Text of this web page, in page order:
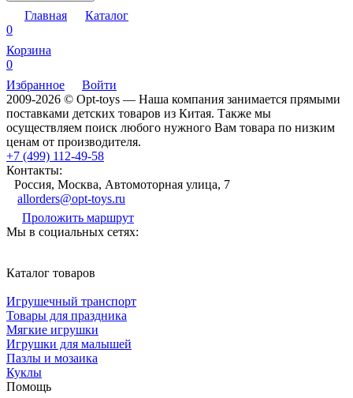
Главная
Каталог
0
Корзина
0
Избранное
Войти
2009-2026 © Opt-toys — Наша компания занимается прямыми
поставками детских товаров из Китая. Также мы
осуществляем поиск любого нужного Вам товара по низким
ценам от производителя.
+7 (499) 112-49-58
Контакты:
Россия, Москва, Автомоторная улица, 7
allorders@opt-toys.ru
Проложить маршрут
Мы в социальных сетях:
Каталог товаров
Игрушечный транспорт
Товары для праздника
Мягкие игрушки
Игрушки для малышей
Пазлы и мозаика
Куклы
Помощь